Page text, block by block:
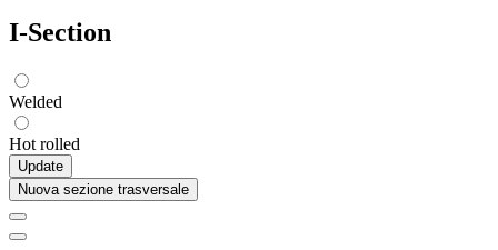
I-Section
Welded
Hot rolled
Update
Nuova sezione trasversale